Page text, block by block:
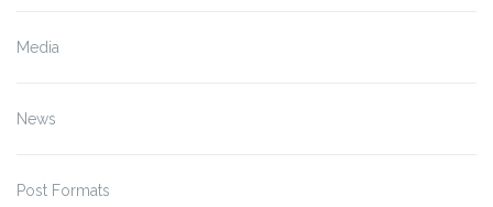
Media
News
Post Formats